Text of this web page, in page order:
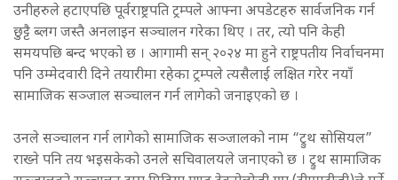
उनीहरुले हटाएपछि पूर्वराष्ट्रपति ट्रम्पले आफ्ना अपडेटहरु सार्वजनिक गर्न
छुट्टै ब्लग जस्तै अनलाइन सञ्चालन गरेका थिए । तर, त्यो पनि केही
समयपछि बन्द भएको छ । आगामी सन् २०२४ मा हुने राष्ट्रपतीय निर्वाचनमा
पनि उम्मेदवारी दिने तयारीमा रहेका ट्रम्पले त्यसैलाई लक्षित गरेर नयाँ
सामाजिक सञ्जाल सञ्चालन गर्न लागेको जनाइएको छ ।
उनले सञ्चालन गर्न लागेको सामाजिक सञ्जालको नाम “ट्रुथ सोसियल”
राख्ने पनि तय भइसकेको उनले सचिवालयले जनाएको छ । ट्रुथ सामाजिक